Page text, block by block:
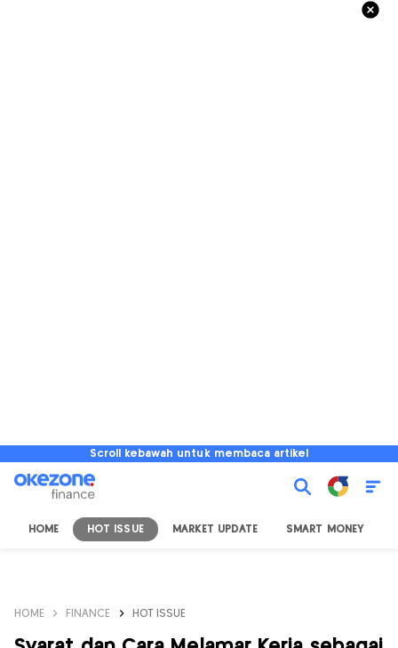
Scroll kebawah untuk membaca artikel
HOME HOT ISSUE MARKET UPDATE SMART MONEY
HOME FINANCE HOT ISSUE